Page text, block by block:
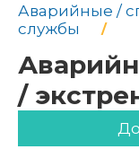
Аварийные /
службы
/